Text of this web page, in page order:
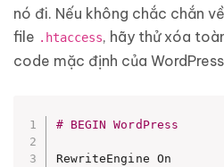
nó đi. Nếu không chắc chắn
file .htaccess, hãy thử xóa
code mặc định của
# BEGIN WordPress
RewriteEngine On